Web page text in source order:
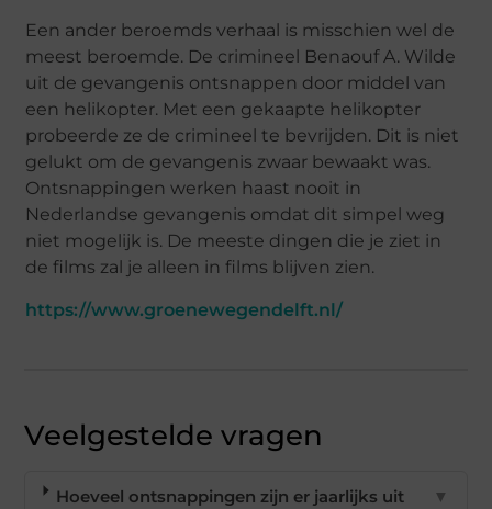
Een ander beroemds verhaal is misschien wel de
meest beroemde. De crimineel Benaouf A. Wilde
uit de gevangenis ontsnappen door middel van
een helikopter. Met een gekaapte helikopter
probeerde ze de crimineel te bevrijden. Dit is niet
gelukt om de gevangenis zwaar bewaakt was.
Ontsnappingen werken haast nooit in
Nederlandse gevangenis omdat dit simpel weg
niet mogelijk is. De meeste dingen die je ziet in
de films zal je alleen in films blijven zien.
https://www.groenewegendelft.nl/
Veelgestelde vragen
Hoeveel ontsnappingen zijn er jaarlijks uit
▼